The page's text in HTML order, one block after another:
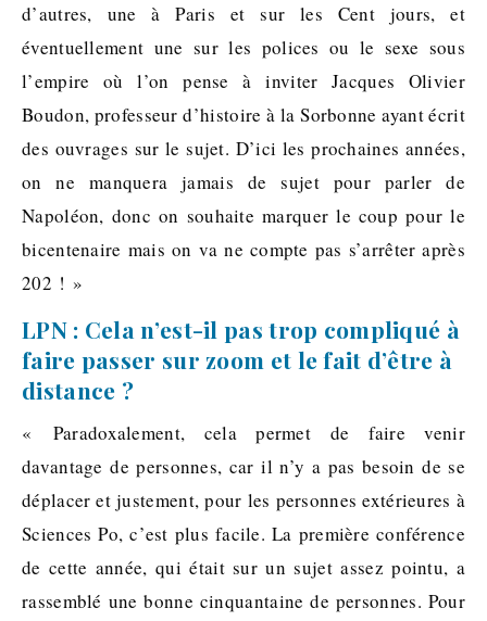
d’autres, une à Paris et sur les Cent jours, et
éventuellement une sur les polices ou le sexe sous
l’empire où l’on pense à inviter Jacques Olivier
Boudon, professeur d’histoire à la Sorbonne ayant écrit
des ouvrages sur le sujet. D’ici les prochaines années,
on ne manquera jamais de sujet pour parler de
Napoléon, donc on souhaite marquer le coup pour le
bicentenaire mais on va ne compte pas s’arrêter après
202 ! »
LPN : Cela n’est-il pas trop compliqué à
faire passer sur zoom et le fait d’être à
distance ?
« Paradoxalement, cela permet de faire venir
davantage de personnes, car il n’y a pas besoin de se
déplacer et justement, pour les personnes extérieures à
Sciences Po, c’est plus facile. La première conférence
de cette année, qui était sur un sujet assez pointu, a
rassemblé une bonne cinquantaine de personnes. Pour